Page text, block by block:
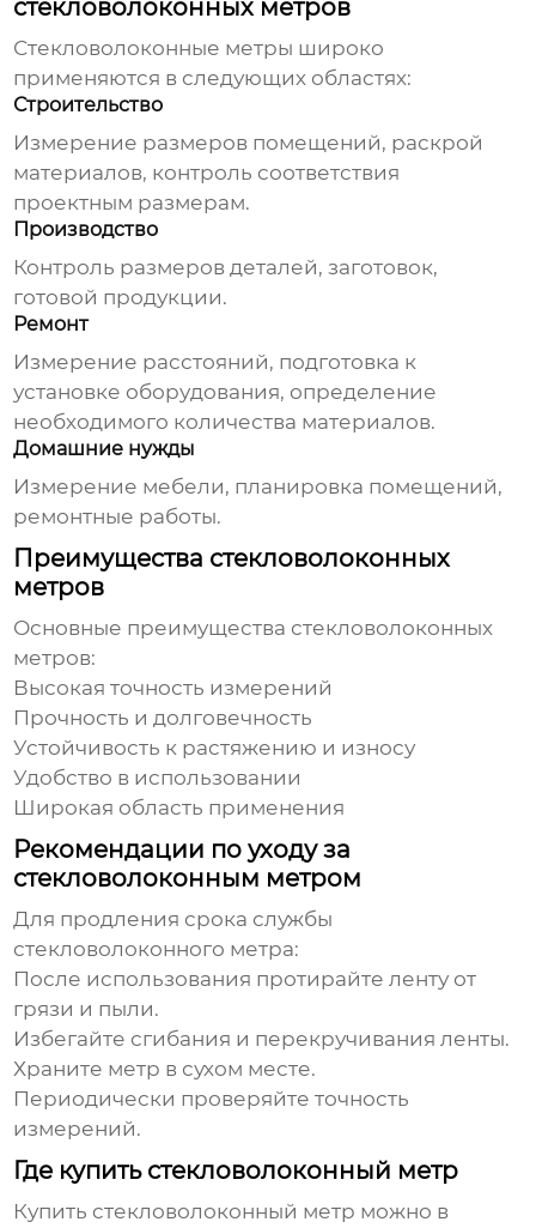
стекловолоконных метров
Стекловолоконные метры широко
применяются в следующих областях:
Строительство
Измерение размеров помещений, раскрой
материалов, контроль соответствия
проектным размерам.
Производство
Контроль размеров деталей, заготовок,
готовой продукции.
Ремонт
Измерение расстояний, подготовка к
установке оборудования, определение
необходимого количества материалов.
Домашние нужды
Измерение мебели, планировка помещений,
ремонтные работы.
Преимущества стекловолоконных
метров
Основные преимущества стекловолоконных
метров:
Высокая точность измерений
Прочность и долговечность
Устойчивость к растяжению и износу
Удобство в использовании
Широкая область применения
Рекомендации по уходу за
стекловолоконным метром
Для продления срока службы
стекловолоконного метра:
После использования протирайте ленту от
грязи и пыли.
Избегайте сгибания и перекручивания ленты.
Храните метр в сухом месте.
Периодически проверяйте точность
измерений.
Где купить стекловолоконный метр
Купить стекловолоконный метр можно в